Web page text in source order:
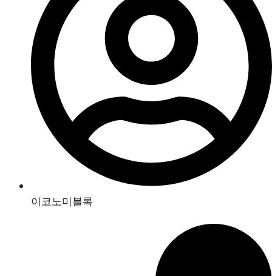
이코노미블록